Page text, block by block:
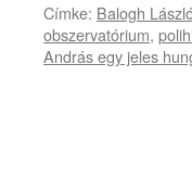
Címke: Balogh
obszervatórium,
András egy jeles